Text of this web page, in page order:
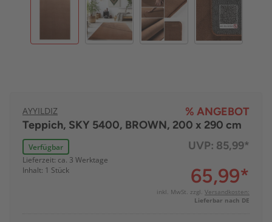
AYYILDIZ
% ANGEBOT
Teppich, SKY 5400, BROWN, 200 x 290 cm
Verfügbar
Lieferzeit: ca. 3 Werktage
Inhalt: 1 Stück
UVP: 85,99*
65,99*
inkl. MwSt. zzgl. Versandkosten:
Lieferbar nach DE